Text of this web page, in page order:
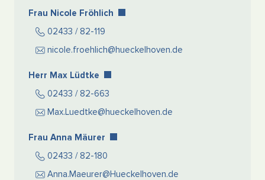
Frau Nicole Fröhlich
02433 / 82-119
nicole.froehlich@hueckelhoven.de
Herr Max Lüdtke
02433 / 82-663
Max.Luedtke@hueckelhoven.de
Frau Anna Mäurer
02433 / 82-180
Anna.Maeurer@Hueckelhoven.de